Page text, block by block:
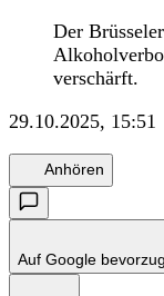
Der
verschärft.
29.10.2025, 15:51
Anhören
Auf Google